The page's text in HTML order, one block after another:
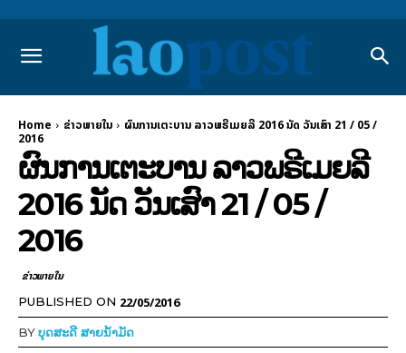
Home ຂ່າວພາຍ​ໃນ
ຜົນການເຕະບານ ລາວພຣີເມຍລີ 2016 ນັດ ວັນເສົາ 21 / 05 /
2016
ຜົນການເຕະບານ ລາວພຣີເມຍລີ
2016 ນັດ ວັນເສົາ 21 / 05 /
2016
ຂ່າວພາຍ​ໃນ
PUBLISHED ON 22/05/2016
BYບຸດສະດີ ສາຍນ້ຳມັດ